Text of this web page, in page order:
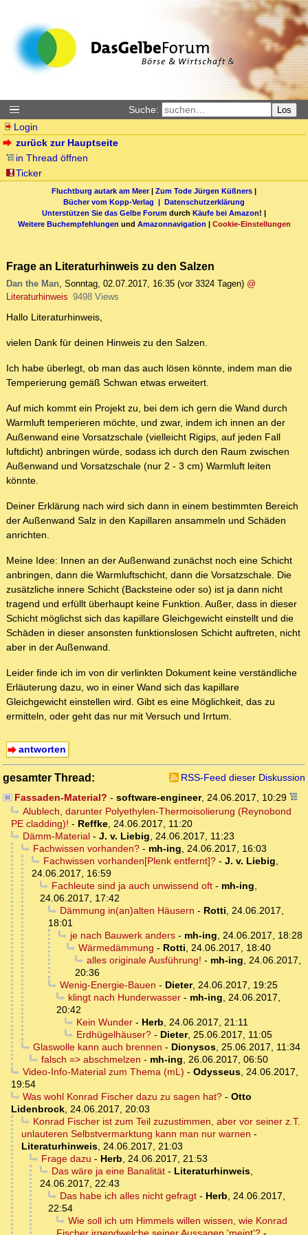
Suche: Los
Login
zurück zur Hauptseite
in Thread öffnen
Ticker
Fluchtburg autark am Meer| Zum Tode Jürgen Küßners |
Bücher vom Kopp-Verlag | Datenschutzerklärung
Unterstützen Sie das Gelbe Forum durch Käufe bei Amazon! |
Weitere Buchempfehlungen und Amazonnavigation | Cookie-Einstellungen
Frage an Literaturhinweis zu den Salzen
Dan the Man, Sonntag, 02.07.2017, 16:35 (vor 3324 Tagen) @
Literaturhinweis 9498 Views
Hallo Literaturhinweis,
vielen Dank für deinen Hinweis zu den Salzen.
Ich habe überlegt, ob man das auch lösen könnte, indem man die
Temperierung gemäß Schwan etwas erweitert.
Auf mich kommt ein Projekt zu, bei dem ich gern die Wand durch
Warmluft temperieren möchte, und zwar, indem ich innen an der
Außenwand eine Vorsatzschale (vielleicht Rigips, auf jeden Fall
luftdicht) anbringen würde, sodass ich durch den Raum zwischen
Außenwand und Vorsatzschale (nur 2 - 3 cm) Warmluft leiten
könnte.
Deiner Erklärung nach wird sich dann in einem bestimmten Bereich
der Außenwand Salz in den Kapillaren ansammeln und Schäden
anrichten.
Meine Idee: Innen an der Außenwand zunächst noch eine Schicht
anbringen, dann die Warmluftschicht, dann die Vorsatzschale. Die
zusätzliche innere Schicht (Backsteine oder so) ist ja dann nicht
tragend und erfüllt überhaupt keine Funktion. Außer, dass in dieser
Schicht möglichst sich das kapillare Gleichgewicht einstellt und die
Schäden in dieser ansonsten funktionslosen Schicht auftreten, nicht
aber in der Außenwand.
Leider finde ich im von dir verlinkten Dokument keine verständliche
Erläuterung dazu, wo in einer Wand sich das kapillare
Gleichgewicht einstellen wird. Gibt es eine Möglichkeit, das zu
ermitteln, oder geht das nur mit Versuch und Irrtum.
antworten
gesamter Thread:
RSS-Feed dieser Diskussion
Fassaden-Material? - software-engineer, 24.06.2017, 10:29
Alublech, darunter Polyethylen-Thermoisolierung (Reynobond
PE cladding)! - Reffke, 24.06.2017, 11:20
Dämm-Material- J. v. Liebig, 24.06.2017, 11:23
Fachwissen vorhanden?- mh-ing, 24.06.2017, 16:03
Fachwissen vorhanden[Plenk entfernt]?- J. v. Liebig,
24.06.2017, 16:59
Fachleute sind ja auch unwissend oft- mh-ing,
24.06.2017, 17:42
Dämmung in(an)alten Häusern - Rotti, 24.06.2017,
18:01
je nach Bauwerk anders- mh-ing, 24.06.2017, 18:28
Wärmedämmung - Rotti, 24.06.2017, 18:40
alles originale Ausführung! - mh-ing, 24.06.2017,
20:36
Wenig-Energie-Bauen - Dieter, 24.06.2017, 19:25
klingt nach Hunderwasser- mh-ing, 24.06.2017,
20:42
Kein Wunder- Herb, 24.06.2017, 21:11
Erdhügelhäuser?- Dieter, 25.06.2017, 11:05
Glaswolle kann auch brennen - Dionysos, 25.06.2017, 11:34
falsch => abschmelzen - mh-ing, 26.06.2017, 06:50
Video-Info-Material zum Thema (mL) - Odysseus, 24.06.2017,
19:54
Was wohl Konrad Fischer dazu zu sagen hat?- Otto
Lidenbrock, 24.06.2017, 20:03
Konrad Fischer ist zum Teil zuzustimmen, aber vor seiner z.T.
unlauteren Selbstvermarktung kann man nur warnen -
Literaturhinweis, 24.06.2017, 21:03
Frage dazu - Herb, 24.06.2017, 21:53
Das wäre ja eine Banalität- Literaturhinweis,
24.06.2017, 22:43
Das habe ich alles nicht gefragt- Herb, 24.06.2017,
22:54
Wie soll ich um Himmels willen wissen, wie Konrad